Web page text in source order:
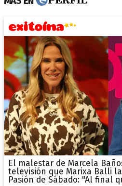
El malestar de Marcela
televisión que Marixa Balli
Pasión de Sábado: "Al final